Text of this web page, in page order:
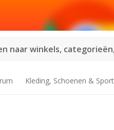
naar winkels,
Kleding, Schoenen & Sport